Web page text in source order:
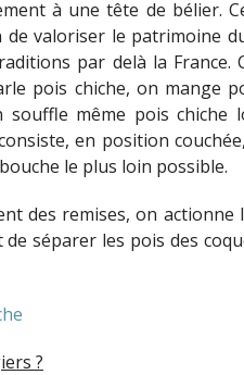
à une tête de bélier.
valoriser le patrimoine
par delà la France.
pois chiche, on mange
même pois chiche
en position
le plus loin possible.
des remises, on actionne
séparer les pois des
?